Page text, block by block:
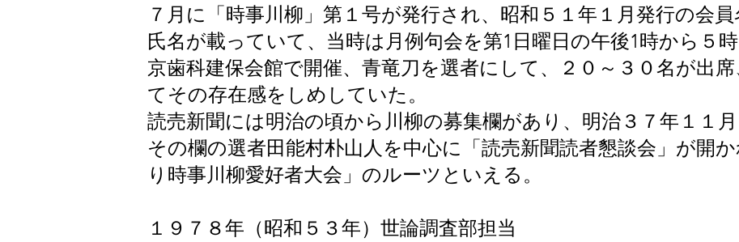
７月に「時事川柳」第１号が発行され、昭和５１年１月発行の会
氏名が載っていて、当時は月例句会を第1日曜日の午後1時から５
京歯科建保会館で開催、青竜刀を選者にして、２０～３０名が出
てその存在感をしめしていた。
読売新聞には明治の頃から川柳の募集欄があり、明治３７年１１
その欄の選者田能村朴山人を中心に「読売新聞読者懇談会」が開
り時事川柳愛好者大会」のルーツといえる。
１９７８年（昭和５３年）世論調査部担当